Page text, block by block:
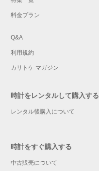
料金プラン
Q&A
利用規約
カリトケ マガジン
時計をレンタルして購入する
レンタル後購入について
時計をすぐ購入する
中古販売について